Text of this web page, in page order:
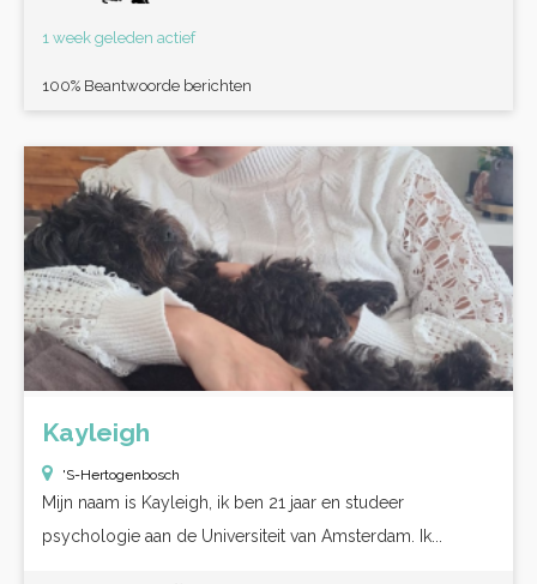
1 week geleden actief
100% Beantwoorde berichten
Kayleigh
'S-Hertogenbosch
Mijn naam is Kayleigh, ik ben 21 jaar en studeer
psychologie aan de Universiteit van Amsterdam. Ik...